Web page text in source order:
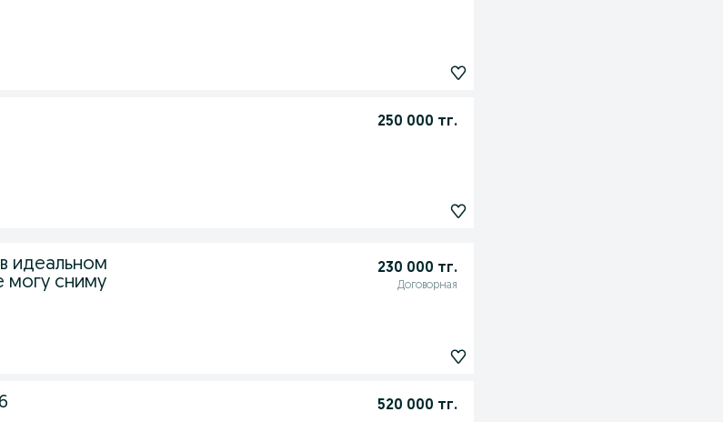
250 000 тг.
идеальном
могу сниму
230 000 тг.
Договорная
520 000 тг.